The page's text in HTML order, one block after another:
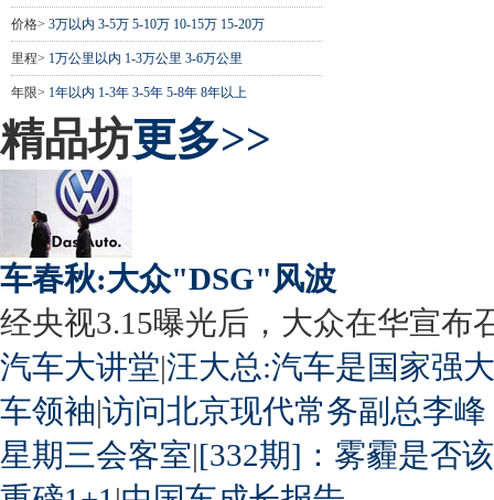
价格> 3万以内 3-5万 5-10万 10-15万 15-20万
里程> 1万公里以内 1-3万公里 3-6万公里
年限> 1年以内 1-3年 3-5年 5-8年 8年以上
精品坊更多>>
车春秋:大众"DSG"风波
经央视3.15曝光后，大众在华宣布
汽车大讲堂|汪大总:汽车是国家强
车领袖|访问北京现代常务副总李峰
星期三会客室|[332期]：雾霾是否